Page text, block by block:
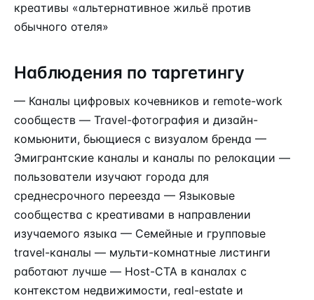
креативы «альтернативное жильё против
обычного отеля»
Наблюдения по таргетингу
— Каналы цифровых кочевников и remote-work
сообществ — Travel-фотография и дизайн-
комьюнити, бьющиеся с визуалом бренда —
Эмигрантские каналы и каналы по релокации —
пользователи изучают города для
среднесрочного переезда — Языковые
сообщества с креативами в направлении
изучаемого языка — Семейные и групповые
travel-каналы — мульти-комнатные листинги
работают лучше — Host-CTA в каналах с
контекстом недвижимости, real-estate и